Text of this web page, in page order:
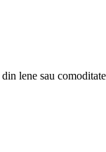
lene sau